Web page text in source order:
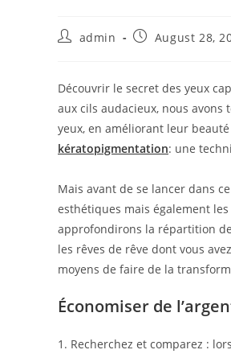
Postadmin
PostAugust 28,
Découvrir le secret des yeux
aux cils audacieux, nous
yeux, en améliorant leur
kératopigmentation: une
Mais avant de se lancer dans
esthétiques mais également
approfondirons la répartition
les rêves de rêve dont vous
moyens de faire de la
Économiser de
1. Recherchez et comparez :